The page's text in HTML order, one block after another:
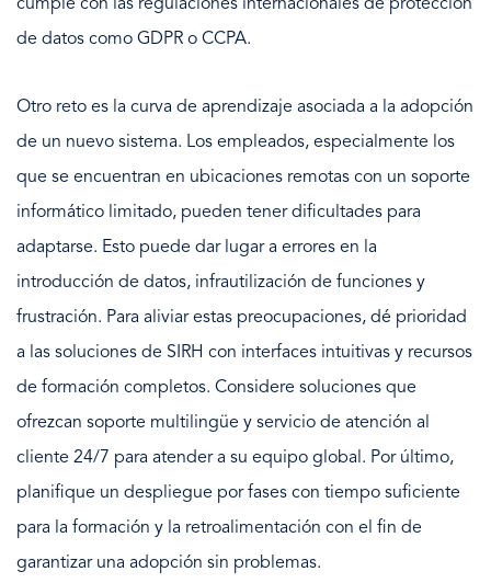
cumple con las regulaciones internacionales de protección
de datos como GDPR o CCPA.
Otro reto es la curva de aprendizaje asociada a la adopción
de un nuevo sistema. Los empleados, especialmente los
que se encuentran en ubicaciones remotas con un soporte
informático limitado, pueden tener dificultades para
adaptarse. Esto puede dar lugar a errores en la
introducción de datos, infrautilización de funciones y
frustración. Para aliviar estas preocupaciones, dé prioridad
a las soluciones de SIRH con interfaces intuitivas y recursos
de formación completos. Considere soluciones que
ofrezcan soporte multilingüe y servicio de atención al
cliente 24/7 para atender a su equipo global. Por último,
planifique un despliegue por fases con tiempo suficiente
para la formación y la retroalimentación con el fin de
garantizar una adopción sin problemas.